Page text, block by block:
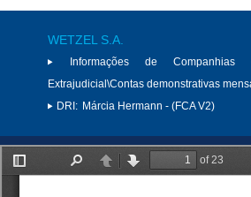
WETZEL S.A.
Informações de
Extrajudicial\Contas demonstrativas
DRI: Márcia Hermann - (FCA V2)